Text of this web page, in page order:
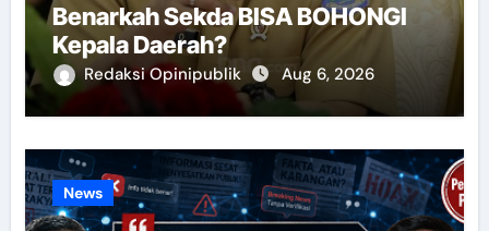
Benarkah Sekda BISA BOHONGI
Kepala Daerah?
Redaksi Opinipublik Aug 6, 2026
News